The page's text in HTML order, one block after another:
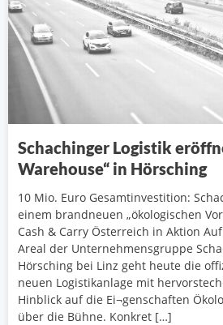
Schachinger Logistik
Warehouse“ in Hörsching
10 Mio. Euro Gesamtinvestition:
einem brandneuen „ökologischen
Cash & Carry Österreich in Aktion
Areal der Unternehmensgruppe
Hörsching bei Linz geht heute die
neuen Logistikanlage mit
Hinblick auf die Ei¬genschaften
über die Bühne. Konkret […]